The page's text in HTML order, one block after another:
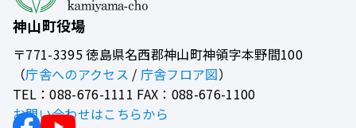
神山町役場
〒771-3395徳島県名西郡神山町神領字本野間100
（庁舎へのアクセス / 庁舎フロア図）
TEL：088-676-1111 FAX：088-676-1100
お問い合わせはこちらから